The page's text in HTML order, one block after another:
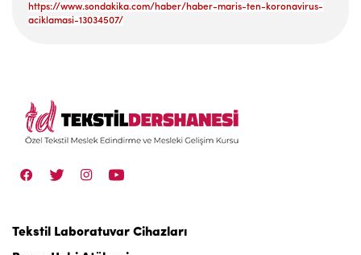
https://www.sondakika.com/haber/haber-maris-ten-koronavirus-
aciklamasi-13034507/
Tekstil Laboratuvar Cihazları